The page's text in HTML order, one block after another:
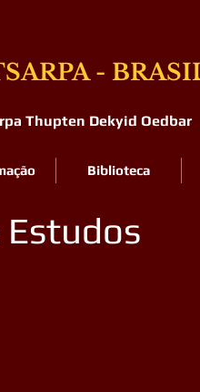
-
Thupten Dekyid Oedbar
Biblioteca
Estudos